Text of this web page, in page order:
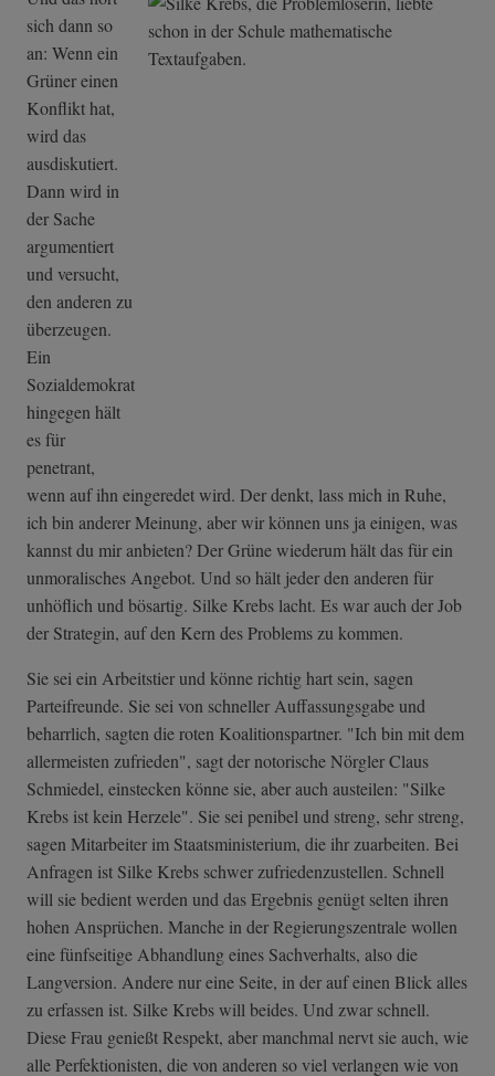
sich dann so
an: Wenn ein
Grüner einen
Konflikt hat,
wird das
ausdiskutiert.
Dann wird in
der Sache
argumentiert
und versucht,
den anderen zu
überzeugen.
Ein
Sozialdemokrat
hingegen hält
es für
penetrant,
wenn auf ihn eingeredet wird. Der denkt, lass mich in Ruhe,
ich bin anderer Meinung, aber wir können uns ja einigen, was
kannst du mir anbieten? Der Grüne wiederum hält das für ein
unmoralisches Angebot. Und so hält jeder den anderen für
unhöflich und bösartig. Silke Krebs lacht. Es war auch der Job
der Strategin, auf den Kern des Problems zu kommen.
Sie sei ein Arbeitstier und könne richtig hart sein, sagen
Parteifreunde. Sie sei von schneller Auffassungsgabe und
beharrlich, sagten die roten Koalitionspartner. "Ich bin mit dem
allermeisten zufrieden", sagt der notorische Nörgler Claus
Schmiedel, einstecken könne sie, aber auch austeilen: "Silke
Krebs ist kein Herzele". Sie sei penibel und streng, sehr streng,
sagen Mitarbeiter im Staatsministerium, die ihr zuarbeiten. Bei
Anfragen ist Silke Krebs schwer zufriedenzustellen. Schnell
will sie bedient werden und das Ergebnis genügt selten ihren
hohen Ansprüchen. Manche in der Regierungszentrale wollen
eine fünfseitige Abhandlung eines Sachverhalts, also die
Langversion. Andere nur eine Seite, in der auf einen Blick alles
zu erfassen ist. Silke Krebs will beides. Und zwar schnell.
Diese Frau genießt Respekt, aber manchmal nervt sie auch, wie
alle Perfektionisten, die von anderen so viel verlangen wie von